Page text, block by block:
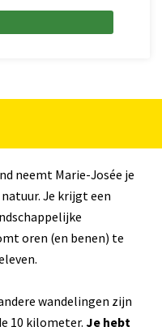
neemt Marie-Josée je
Je krijgt een
oren (en benen) te
wandelingen zijn
10 kilometer. Je hebt